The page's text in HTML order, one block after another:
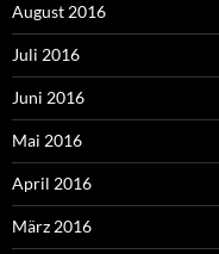
August 2016
Juli 2016
Juni 2016
Mai 2016
April 2016
März 2016